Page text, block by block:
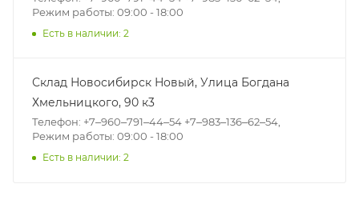
Режим работы: 09:00 - 18:00
Есть в наличии: 2
Склад Новосибирск Новый, ​Улица Богдана
Хмельницкого, 90 к3
Телефон: +7‒960‒791‒44‒54 +7‒983‒136‒62‒54,
Режим работы: 09:00 - 18:00
Есть в наличии: 2